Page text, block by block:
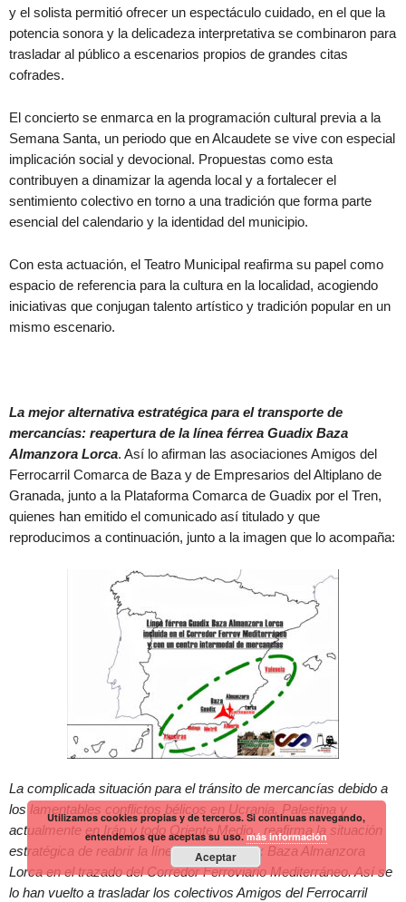
y el solista permitió ofrecer un espectáculo cuidado, en el que la
potencia sonora y la delicadeza interpretativa se combinaron para
trasladar al público a escenarios propios de grandes citas
cofrades.
El concierto se enmarca en la programación cultural previa a la
Semana Santa, un periodo que en Alcaudete se vive con especial
implicación social y devocional. Propuestas como esta
contribuyen a dinamizar la agenda local y a fortalecer el
sentimiento colectivo en torno a una tradición que forma parte
esencial del calendario y la identidad del municipio.
Con esta actuación, el Teatro Municipal reafirma su papel como
espacio de referencia para la cultura en la localidad, acogiendo
iniciativas que conjugan talento artístico y tradición popular en un
mismo escenario.
La mejor alternativa estratégica para el transporte de
mercancías: reapertura de la línea férrea Guadix Baza
Almanzora Lorca. Así lo afirman las asociaciones Amigos del
Ferrocarril Comarca de Baza y de Empresarios del Altiplano de
Granada, junto a la Plataforma Comarca de Guadix por el Tren,
quienes han emitido el comunicado así titulado y que
reproducimos a continuación, junto a la imagen que lo acompaña:
La complicada situación para el tránsito de mercancías debido a
los lamentables conflictos bélicos en Ucrania, Palestina y
actualmente en Irán y todo Oriente Medio, reafirma la situación
estratégica de reabrir la línea férrea Guadix Baza Almanzora
Lorca en el trazado del Corredor Ferroviario Mediterráneo. Así se
lo han vuelto a trasladar los colectivos Amigos del Ferrocarril
Utilizamos cookies propias y de terceros. Si continuas navegando,
entendemos que aceptas su uso.más información
Aceptar